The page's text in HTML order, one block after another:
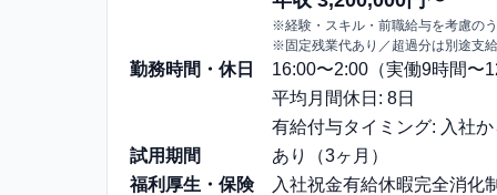
※経験・スキル・前職給与を考慮の
※固定残業代あり／超過分は別途支
勤務時間・休日
16:00〜2:00（実働9時間〜
平均月間休日: 8日
有給付与タイミング: 入社
試用期間
あり（3ヶ月）
福利厚生・保険
⼊社祝⾦有給休暇完全消化